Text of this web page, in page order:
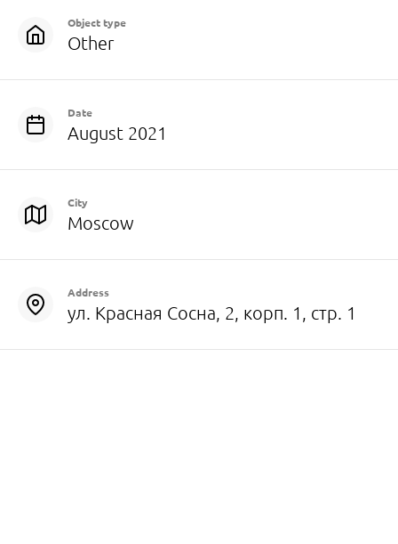
Object type
Other
Date
August 2021
City
Moscow
Address
ул. Красная Сосна, 2, корп. 1, стр. 1